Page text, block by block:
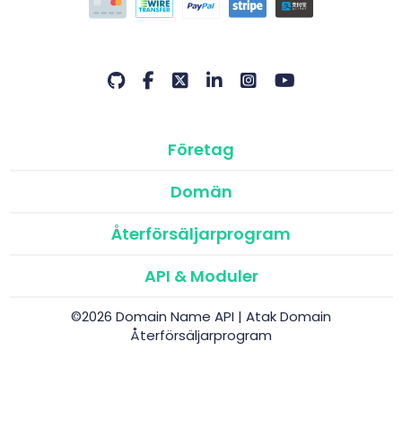
Företag
Domän
Återförsäljarprogram
API & Moduler
©2026 Domain Name API | Atak Domain
Återförsäljarprogram